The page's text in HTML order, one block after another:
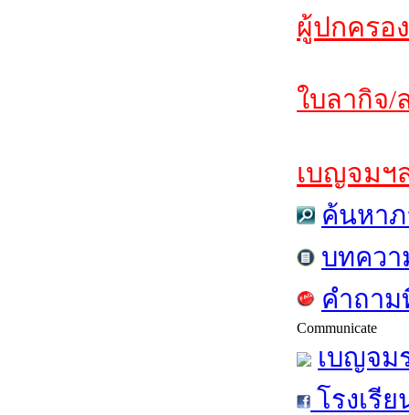
ผู้ปกครอ
ใบลากิจ/
เบญจมฯ
ค้นหาภ
บทควา
คำถา
Communicate
เบญจม
โรงเรี